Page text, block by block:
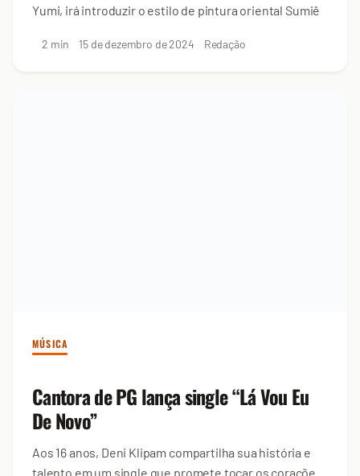
Yumi, irá introduzir o estilo de pintura oriental Sumiê
2 min 15 de dezembro de 2024 Redação
MÚSICA
Cantora de PG lança single “Lá Vou Eu
De Novo”
Aos 16 anos, Deni Klipam compartilha sua história e
talento em um single que promete tocar os corações